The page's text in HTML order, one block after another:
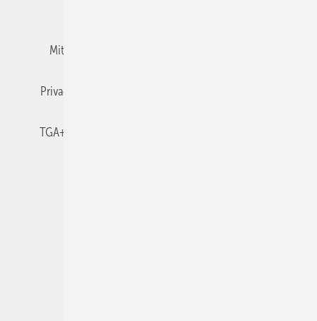
Mitgliedschaften und Engagement
Privacy Manager
TGA+E-WissensCheck